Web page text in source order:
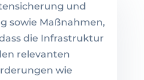
und
sowie Maßnahmen,
die Infrastruktur
relevanten
wie